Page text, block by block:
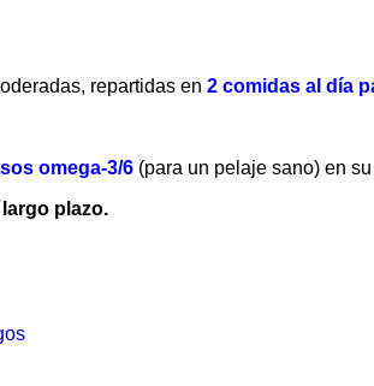
repartidas en 2 comidas al día
omega-3/6 (para un pelaje sano) en
plazo.